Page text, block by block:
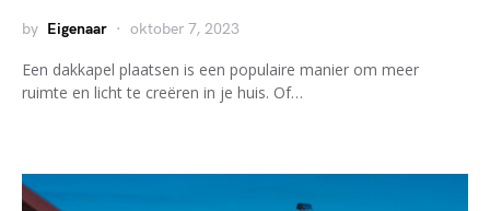
by Eigenaar oktober 7, 2023
Een dakkapel plaatsen is een populaire manier om meer
ruimte en licht te creëren in je huis. Of…